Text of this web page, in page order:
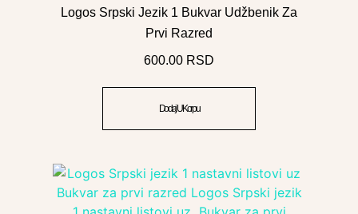
Logos Srpski Jezik 1 Bukvar Udžbenik Za
Prvi Razred
600.00 RSD
Dodaj U Korpu